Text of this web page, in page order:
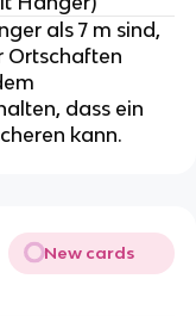
als 7 m sind,
Ortschaften
dass ein
kann.
New cards